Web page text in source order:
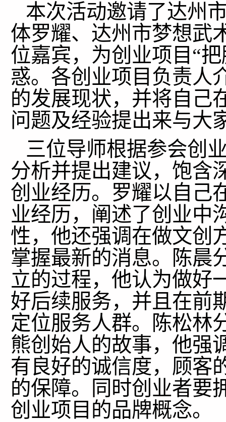
本次活动邀请了达州
体罗耀、达州市梦想武
位嘉宾，为创业项目“
惑。各创业项目负责人
的发展现状，并将自己
问题及经验提出来与大
三位导师根据参会创
分析并提出建议，饱含
创业经历。罗耀以自己
业经历，阐述了创业中
性，他还强调在做文创
掌握最新的消息。陈晨
立的过程，他认为做好
好后续服务，并且在前
定位服务人群。陈松林
熊创始人的故事，他强
有良好的诚信度，顾客
的保障。同时创业者要
创业项目的品牌概念。